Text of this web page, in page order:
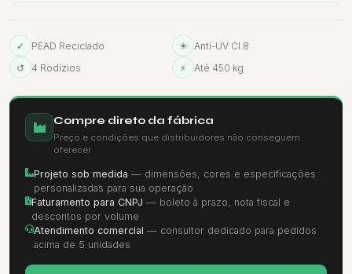
✓ PEAD Reciclado ☀
Anti-UV Cl.8
↺
4 Rodízios ⚡ Até 450 kg
Compre direto da fábrica
Preço e condições que distribuidores não conseguem
oferecer
Projeto sob medida — dimensões, cores e especificações
personalizadas para sua operação
Faturamento para CNPJ — boleto à prazo, nota fiscal e
descontos por volume
Atendimento comercial — consultor dedicado para pedidos
acima de 5 unidades